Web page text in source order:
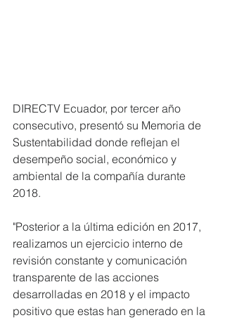
DIRECTV Ecuador, por tercer año
consecutivo, presentó su Memoria de
Sustentabilidad donde reflejan el
desempeño social, económico y
ambiental de la compañía durante
2018.
"Posterior a la última edición en 2017,
realizamos un ejercicio interno de
revisión constante y comunicación
transparente de las acciones
desarrolladas en 2018 y el impacto
positivo que estas han generado en la